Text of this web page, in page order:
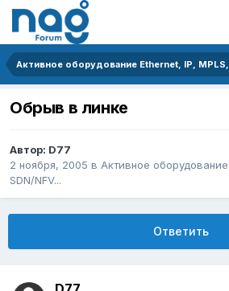
Обрыв в линке
Автор: D77
2 ноября, 2005 в Активное
SDN/NFV...
Ответить